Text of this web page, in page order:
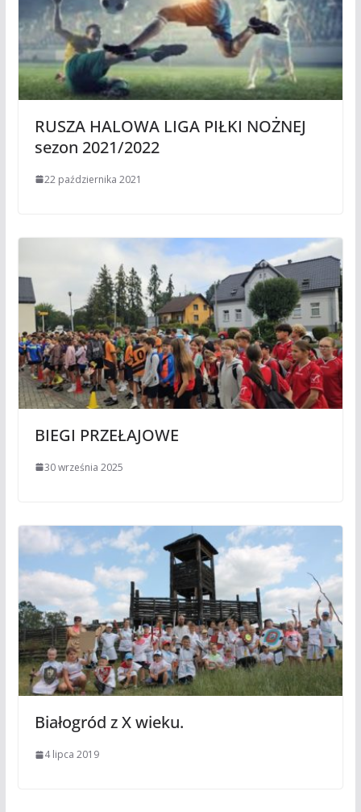
RUSZA HALOWA LIGA PIŁKI NOŻNEJ
sezon 2021/2022
22 października 2021
BIEGI PRZEŁAJOWE
30 września 2025
Białogród z X wieku.
4 lipca 2019